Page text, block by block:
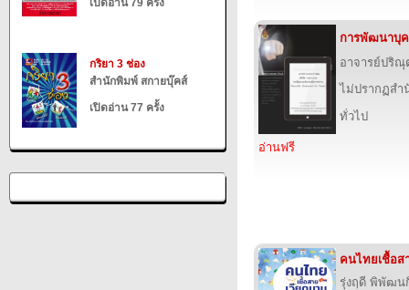
เปิดอ่าน 79 ครั้ง
กริยา 3 ช่อง
สำนักพิมพ์ สกายบุ๊คส์
เปิดอ่าน 77 ครั้ง
การพัฒนาบุค
อาจารย์ปริ
ไม่ปรากฏส
ทั่วไป
อ่านฟรี
คนไทยเชื้อส
รุ่งฤดี พิพัฒน